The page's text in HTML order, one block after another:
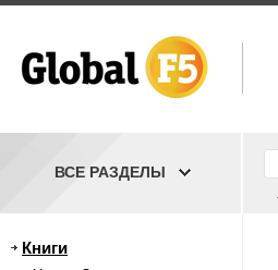
ВСЕ РАЗДЕЛЫ
Книги